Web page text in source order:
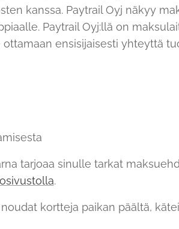
kanssa. Paytrail Oyj näkyy
Paytrail Oyj:llä on
ensisijaisesti yhteyttä
tarjoaa sinulle tarkat
.
kortteja paikan päältä,